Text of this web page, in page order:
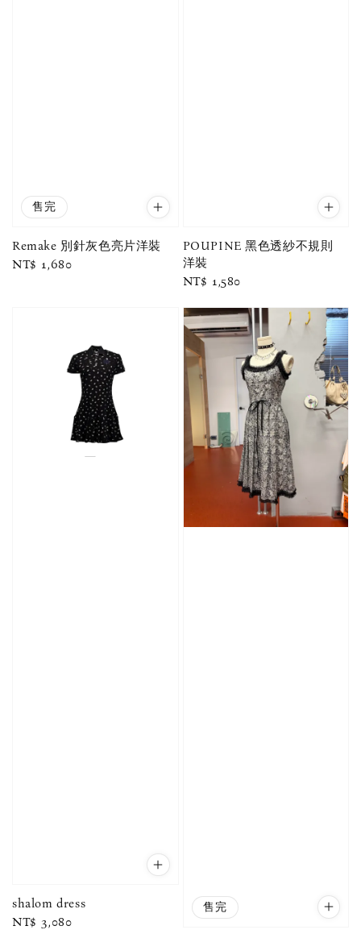
售完
Remake 別針灰色亮片洋裝
Regular
NT$ 1,680
POUPINE 黑色透紗不規則
洋裝
Regular
NT$ 1,580
shalom dress
Regular
NT$ 3,080
售完